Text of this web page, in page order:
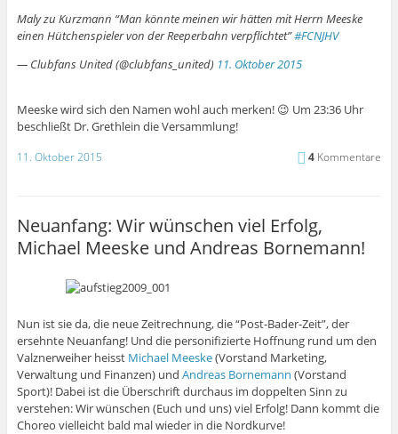
Maly zu Kurzmann “Man könnte meinen wir hätten mit Herrn Meeske
einen Hütchenspieler von der Reeperbahn verpflichtet”#FCNJHV
— Clubfans United (@clubfans_united) 11. Oktober 2015
Meeske wird sich den Namen wohl auch merken! 😉 Um 23:36 Uhr
beschließt Dr. Grethlein die Versammlung!
11. Oktober 2015 4 Kommentare
Neuanfang: Wir wünschen viel Erfolg,
Michael Meeske und Andreas Bornemann!
Nun ist sie da, die neue Zeitrechnung, die “Post-Bader-Zeit”, der
ersehnte Neuanfang! Und die personifizierte Hoffnung rund um den
Valznerweiher heisst Michael Meeske(Vorstand Marketing,
Verwaltung und Finanzen) und Andreas Bornemann (Vorstand
Sport)! Dabei ist die Überschrift durchaus im doppelten Sinn zu
verstehen: Wir wünschen (Euch und uns) viel Erfolg! Dann kommt die
Choreo vielleicht bald mal wieder in die Nordkurve!